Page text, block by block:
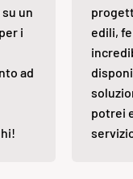
un
i
ad
edili,
potrei